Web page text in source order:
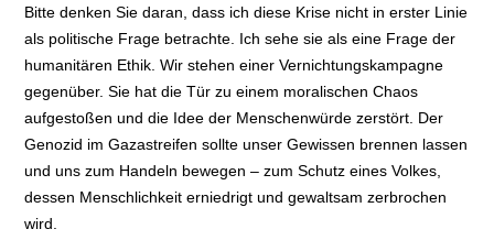
Bitte denken Sie daran, dass ich diese Krise nicht in erster Linie
als politische Frage betrachte. Ich sehe sie als eine Frage der
humanitären Ethik. Wir stehen einer Vernichtungskampagne
gegenüber. Sie hat die Tür zu einem moralischen Chaos
aufgestoßen und die Idee der Menschenwürde zerstört. Der
Genozid im Gazastreifen sollte unser Gewissen brennen lassen
und uns zum Handeln bewegen – zum Schutz eines Volkes,
dessen Menschlichkeit erniedrigt und gewaltsam zerbrochen
wird.